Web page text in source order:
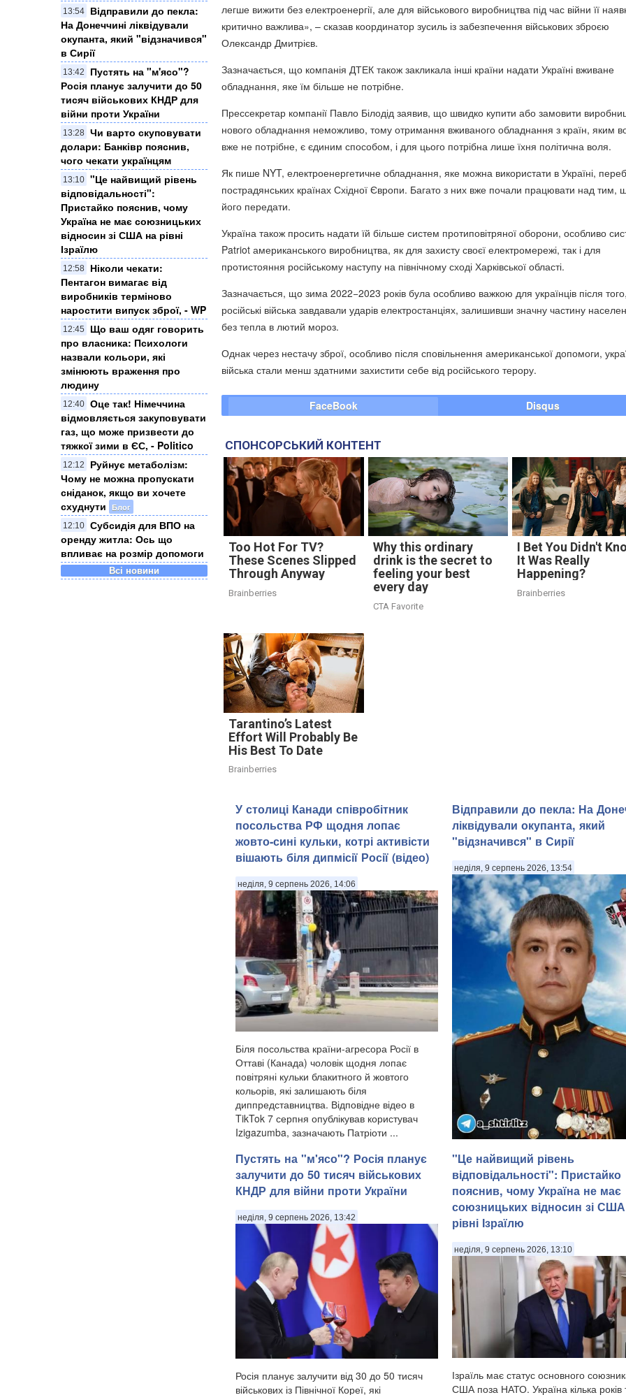
13:54
Відправили до пекла:
На Донеччині ліквідували
окупанта, який "відзначився"
в Сирії
13:42
Пустять на "м'ясо"?
Росія планує залучити до 50
тисяч військових КНДР для
війни проти України
13:28 Чи варто скуповувати
долари: Банківр пояснив,
чого чекати українцям
13:10 "Це найвищий рівень
відповідальності":
Пристайко пояснив, чому
Україна не має союзницьких
відносин зі США на рівні
Ізраїлю
12:58
Ніколи чекати:
Пентагон вимагає від
виробників терміново
наростити випуск зброї, - WP
12:45
Що ваш одяг говорить
про власника: Психологи
назвали кольори, які
змінюють враження про
людину
12:40 Оце так! Німеччина
відмовляється закуповувати
газ, що може призвести до
тяжкої зими в ЄС, - Politico
12:12
Руйнує метаболізм:
Чому не можна пропускати
сніданок, якщо ви хочете
схуднути
Блог
12:10 Субсидія для ВПО на
оренду житла: Ось що
впливає на розмір допомоги
Всі новини
легше вижити без електроенергії, але для військового виробництва під час війни її
критично важлива», – сказав координатор зусиль із забезпечення військових зброєю
Олександр Дмитрієв.
Зазначається, що компанія ДТЕК також закликала інші країни надати Україні вживане
обладнання, яке їм більше не потрібне.
Прессекретар компанії Павло Білодід заявив, що швидко купити або замовити
нового обладнання неможливо, тому отримання вживаного обладнання з країн, яким
вже не потрібне, є єдиним способом, і для цього потрібна лише їхня політична воля.
Як пише NYT, електроенергетичне обладнання, яке можна використати в Україні,
пострадянських країнах Східної Європи. Багато з них вже почали працювати над тим,
його передати.
Україна також просить надати їй більше систем протиповітряної оборони, особливо
Patriot американського виробництва, як для захисту своєї електромережі, так і для
протистояння російському наступу на північному сході Харківської області.
Зазначається, що зима 2022−2023 років була особливо важкою для українців після
російські війська завдавали ударів електростанціях, залишивши значну частину
без тепла в лютий мороз.
Однак через нестачу зброї, особливо після сповільнення американської допомоги,
війська стали менш здатними захистити себе від російського терору.
FaceBook Disqus
СПОНСОРСЬКИЙ КОНТЕНТ
Too Hot For TV?
These Scenes Slipped
Through Anyway
Brainberries
Why this ordinary
drink is the secret to
feeling your best
every day
CTA Favorite
I Bet You Didn't
It Was Really
Happening?
Brainberries
Tarantino’s Latest
Effort Will Probably Be
His Best To Date
Brainberries
У столиці Канади співробітник
посольства РФ щодня лопає
жовто-сині кульки, котрі активісти
вішають біля дипмісії Росії (відео)
неділя, 9 серпень 2026, 14:06
Біля посольства країни-агресора Росії в
Оттаві (Канада) чоловік щодня лопає
повітряні кульки блакитного й жовтого
кольорів, які залишають біля
диппредставництва. Відповідне відео в
TikTok 7 серпня опублікував користувач
Izigazumba, зазначають Патріоти ...
Відправили до пекла: На
ліквідували окупанта, який
"відзначився" в Сирії
неділя, 9 серпень 2026, 13:54
У Донецькій області українська армія
ліквідувала російського офіцера,
полковника ЗС РФ Сергія Хвалова.
Ворожий військовий раніше двічі
Башара Асада, передають Патріоти
України. Про це повідомив
Пустять на "м'ясо"? Росія планує
залучити до 50 тисяч військових
КНДР для війни проти України
неділя, 9 серпень 2026, 13:42
Росія планує залучити від 30 до 50 тисяч
військових із Північної Кореї, які
"Це найвищий рівень
відповідальності": Пристайко
пояснив, чому Україна не має
союзницьких відносин зі
рівні Ізраїлю
неділя, 9 серпень 2026, 13:10
Ізраїль має статус основного
США поза НАТО. Україна кілька років